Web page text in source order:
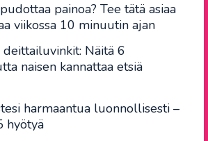
painoa? Tee tätä asiaa
viikossa 10 minuutin ajan
Näitä 6
naisen kannattaa etsiä
harmaantua luonnollisesti –
hyötyä